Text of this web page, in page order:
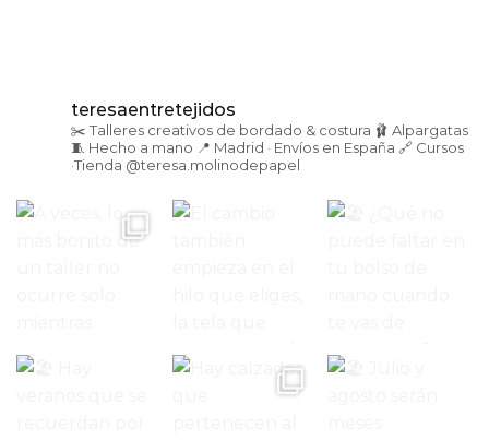
teresaentretejidos
✂️ Talleres creativos de bordado & costura 🩰 Alpargatas
🧵 Hecho a mano 📍 Madrid · Envíos en España 🔗 Cursos
·Tienda @teresa.molinodepapel